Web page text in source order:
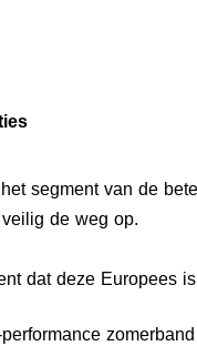
segment van de
de weg op.
dat deze Europees